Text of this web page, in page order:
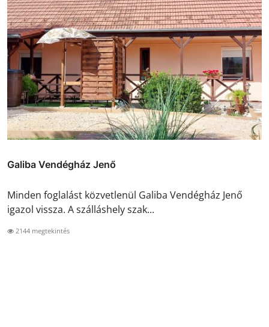
Galiba Vendégház Jenő
Minden foglalást közvetlenül Galiba Vendégház Jenő
igazol vissza. A szálláshely szak...
2144 megtekintés